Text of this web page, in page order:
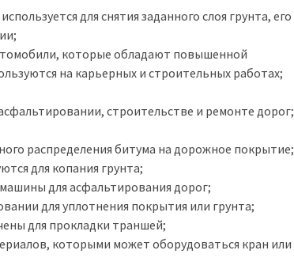
для снятия заданного слоя грунта, его
которые обладают повышенной
на карьерных и строительных работах;
строительстве и ремонте дорог;
распределения битума на дорожное покрытие;
для копания грунта;
для асфальтирования дорог;
для уплотнения покрытия или грунта;
для прокладки траншей;
которыми может оборудоваться кран или